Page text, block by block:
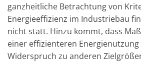
ganzheitliche Betrachtung von
Energieeffizienz im Industriebau
nicht statt. Hinzu kommt, dass
einer effizienteren
Widerspruch zu anderen